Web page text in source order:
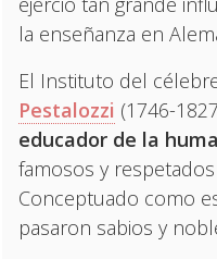
la enseñanza en
El Instituto del
Pestalozzi (1746-
educador de la
famosos y
Conceptuado como
pasaron sabios y